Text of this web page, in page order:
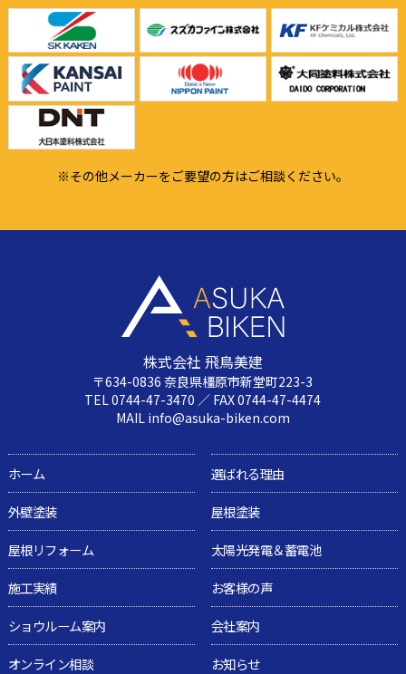
※その他メーカーをご要望の方はご相談ください。
株式会社 飛鳥美建
〒634-0836 奈良県橿原市新堂町223-3
TEL 0744-47-3470 ／ FAX 0744-47-4474
MAIL info@asuka-biken.com
ホーム
選ばれる理由
外壁塗装
屋根塗装
屋根リフォーム
太陽光発電＆蓄電池
施工実績
お客様の声
ショウルーム案内
会社案内
オンライン相談
お知らせ